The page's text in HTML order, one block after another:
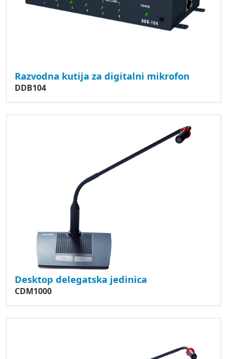
Razvodna kutija za digitalni mikrofon
DDB104
Desktop delegatska jedinica
CDM1000